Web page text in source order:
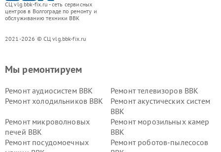
СЦ vlg.bbk-fix.ru - сеть сервисных
центров в Волгограде по ремонту и
обслуживанию техники BBK
2021-2026 © СЦ vlg.bbk-fix.ru
Мы ремонтируем
Ремонт аудиосистем BBK
Ремонт телевизоров BBK
Ремонт холодильников BBK
Ремонт акустических систем
BBK
Ремонт микроволновых
печей BBK
Ремонт морозильных камер
BBK
Ремонт посудомоечных
Ремонт роботов-пылесосов